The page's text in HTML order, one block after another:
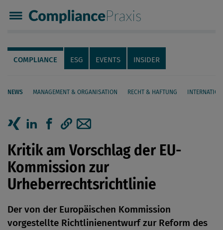
Compliance Praxis
Servicenavigation
Navigation
COMPLIANCE ESG EVENTS INSIDER
NEWS MANAGEMENT & ORGANISATION RECHT & HAFTUNG
Seiteninhalt
Artikel auf Xing teilen
Artikel auf linkedIn teilen
Kritik am Vorschlag der EU-
Kommission zur
Urheberrechtsrichtlinie
Der von der Europäischen Kommission
vorgestellte Richtlinienentwurf zur Reform des